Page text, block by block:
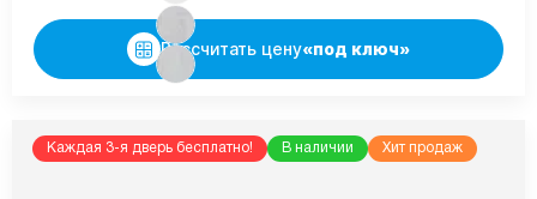
Рассчитать цену«под ключ»
Каждая 3-я дверь бесплатно! В наличии Хит продаж